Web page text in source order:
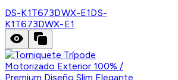
DS-K1T673DWX-E1DS-
K1T673DWX-E1